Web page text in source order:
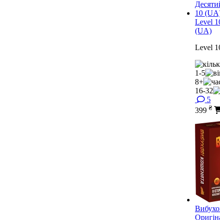
Level
(UA)
Level
1-5
8+
16-32
5
399 ₴